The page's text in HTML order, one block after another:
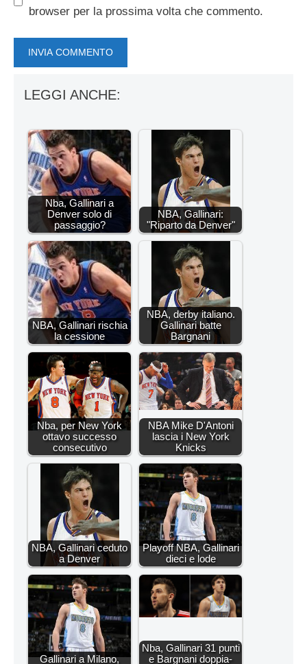
browser per la prossima volta che commento.
LEGGI ANCHE:
Nba, Gallinari a
Denver solo di
passaggio?
NBA, Gallinari:
"Riparto da Denver"
NBA, Gallinari rischia
la cessione
NBA, derby italiano.
Gallinari batte
Bargnani
Nba, per New York
ottavo successo
consecutivo
NBA Mike D'Antoni
lascia i New York
Knicks
NBA, Gallinari ceduto
a Denver
Playoff NBA, Gallinari
dieci e lode
Gallinari a Milano,
Nba, Gallinari 31 punti
e Bargnani doppia-